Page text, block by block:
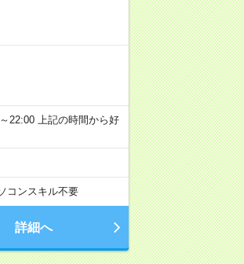
22:00 上記の時間から好
コンスキル不要
詳細へ